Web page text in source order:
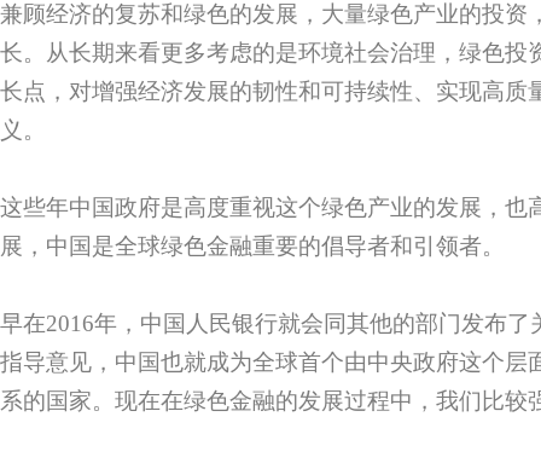
兼顾经济的复苏和绿色的发展，大量绿色产业的投资
长。从长期来看更多考虑的是环境社会治理，绿色投
长点，对增强经济发展的韧性和可持续性、实现高质
义。
这些年中国政府是高度重视这个绿色产业的发展，也
展，中国是全球绿色金融重要的倡导者和引领者。
早在2016年，中国人民银行就会同其他的部门发布
指导意见，中国也就成为全球首个由中央政府这个层
系的国家。现在在绿色金融的发展过程中，我们比较